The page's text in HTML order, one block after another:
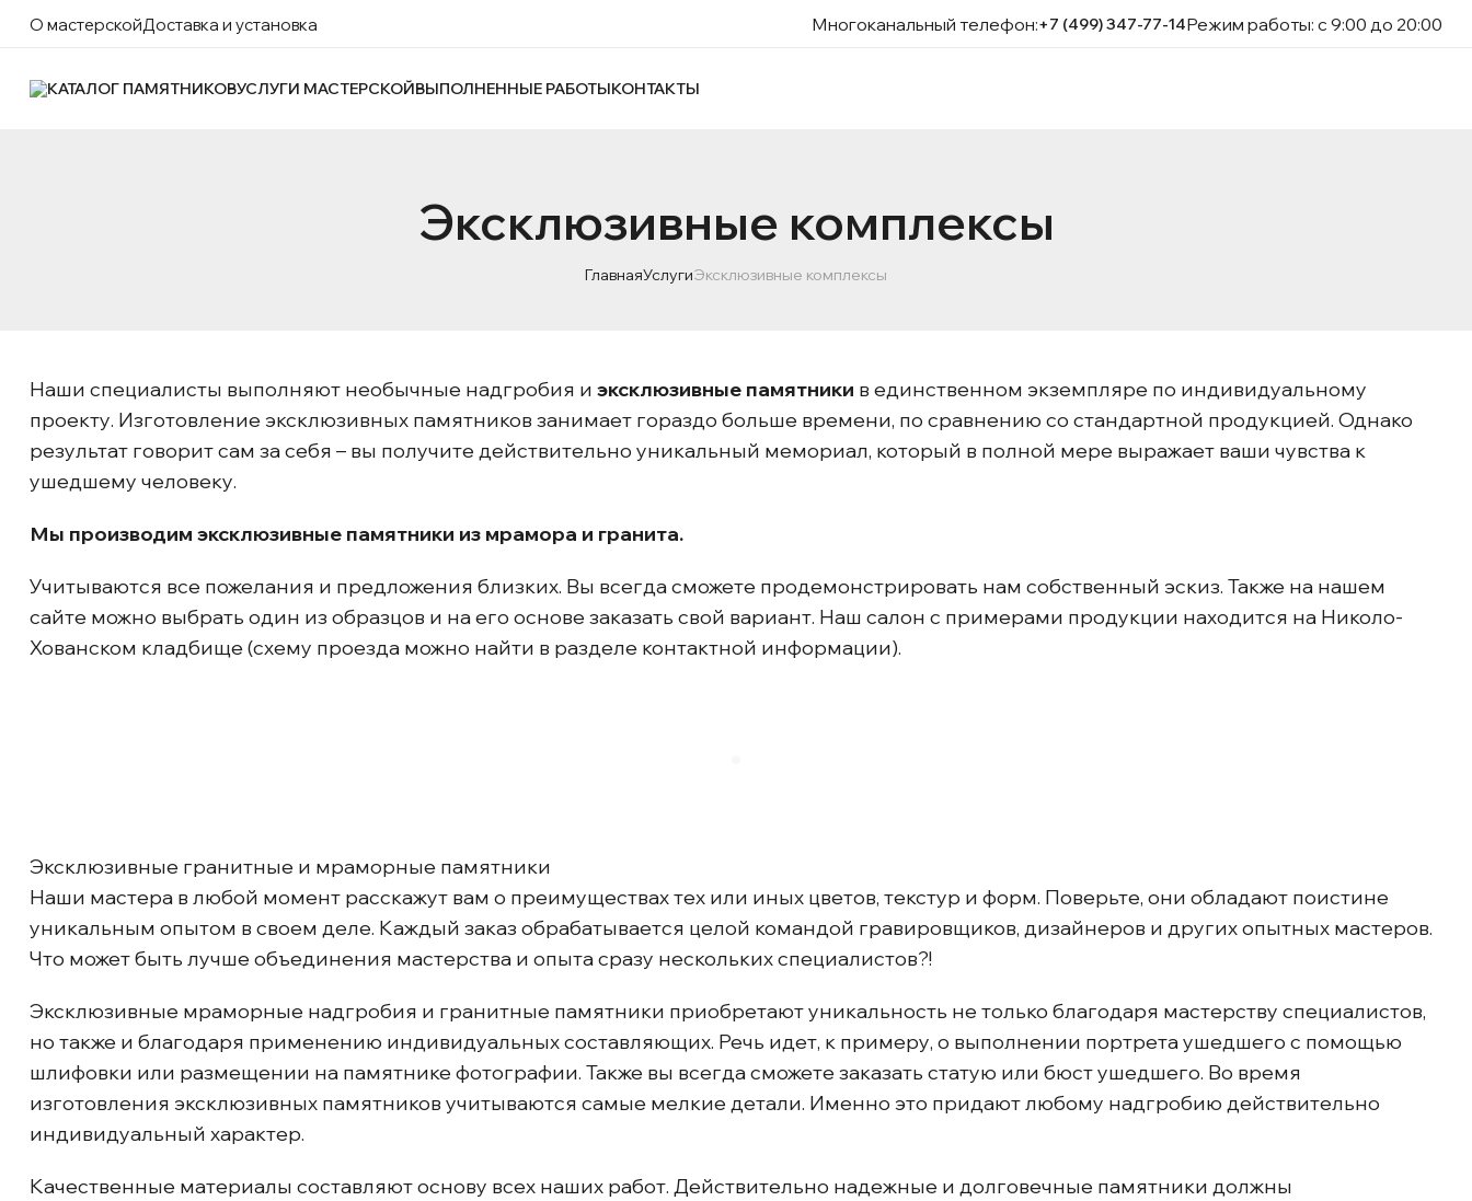
О мастерскойДоставка и установка Многоканальный телефон:+7 (499) 347-77-14Режим работы: с 9:00 до 20:00
КАТАЛОГ ПАМЯТНИКОВУСЛУГИ МАСТЕРСКОЙВЫПОЛНЕННЫЕ РАБОТЫКОНТАКТЫ
Эксклюзивные комплексы
ГлавнаяУслугиЭксклюзивные комплексы
Наши специалисты выполняют необычные надгробия и эксклюзивные памятники в единственном экземпляре по индивидуальному
проекту. Изготовление эксклюзивных памятников занимает гораздо больше времени, по сравнению со стандартной продукцией. Однако
результат говорит сам за себя – вы получите действительно уникальный мемориал, который в полной мере выражает ваши чувства к
ушедшему человеку.
Мы производим эксклюзивные памятники из мрамора и гранита.
Учитываются все пожелания и предложения близких. Вы всегда сможете продемонстрировать нам собственный эскиз. Также на нашем
сайте можно выбрать один из образцов и на его основе заказать свой вариант. Наш салон с примерами продукции находится на Николо-
Хованском кладбище (схему проезда можно найти в разделе контактной информации).
Эксклюзивные гранитные и мраморные памятники
Наши мастера в любой момент расскажут вам о преимуществах тех или иных цветов, текстур и форм. Поверьте, они обладают поистине
уникальным опытом в своем деле. Каждый заказ обрабатывается целой командой гравировщиков, дизайнеров и других опытных мастеров.
Что может быть лучше объединения мастерства и опыта сразу нескольких специалистов?!
Эксклюзивные мраморные надгробия и гранитные памятники приобретают уникальность не только благодаря мастерству специалистов,
но также и благодаря применению индивидуальных составляющих. Речь идет, к примеру, о выполнении портрета ушедшего с помощью
шлифовки или размещении на памятнике фотографии. Также вы всегда сможете заказать статую или бюст ушедшего. Во время
изготовления эксклюзивных памятников учитываются самые мелкие детали. Именно это придают любому надгробию действительно
индивидуальный характер.
Качественные материалы составляют основу всех наших работ. Действительно надежные и долговечные памятники должны